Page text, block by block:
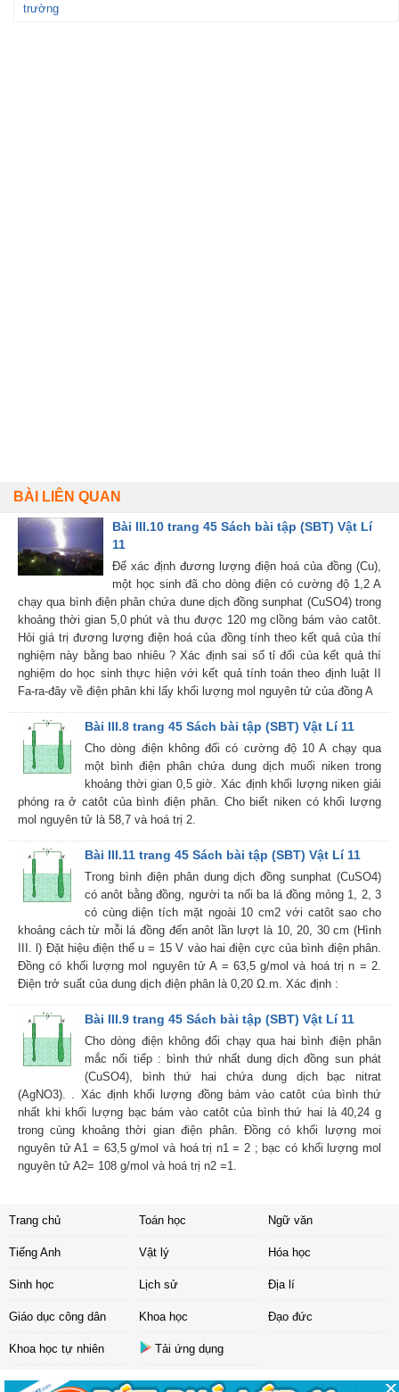
trường
BÀI LIÊN QUAN
Bài III.10 trang 45 Sách bài tập (SBT) Vật Lí
11
Để xác định đương lượng điện hoá của đồng (Cu),
một học sinh đã cho dòng điện có cường độ 1,2 A
chạy qua bình điện phân chứa dune dịch đồng sunphat (CuSO4) trong
khoảng thời gian 5,0 phút và thu được 120 mg clồng bám vào catôt.
Hỏi giá trị đương lượng điện hoá của đồng tính theo kết quả của thí
nghiệm này bằng bao nhiêu ? Xác định sai số tỉ đối của kết quả thí
nghiệm do học sinh thực hiện với kết quả tính toán theo định luật II
Fa-ra-đây về điện phân khi lấy khối lượng mol nguyên tử của đồng A
Bài III.8 trang 45 Sách bài tập (SBT) Vật Lí 11
Cho dòng điện không đối có cường độ 10 A chạy qua
một bình điện phân chứa dung dịch muối niken trong
khoảng thời gian 0,5 giờ. Xác định khối lượng niken giải
phóng ra ở catôt của bình điện phân. Cho biết niken có khối lượng
mol nguyên tử là 58,7 và hoá trị 2.
Bài III.11 trang 45 Sách bài tập (SBT) Vật Lí 11
Trong bình điện phân dung dịch đồng sunphat (CuSO4)
có anôt bằng đồng, người ta nối ba lá đồng mỏng 1, 2, 3
có cùng diện tích mặt ngoài 10 cm2 với catôt sao cho
khoảng cách từ mỗi lá đồng đến anôt lần lượt là 10, 20, 30 cm (Hình
III. l) Đặt hiệu điện thế u = 15 V vào hai điện cực của bình điện phân.
Đồng có khối lượng mol nguyên tử A = 63,5 g/mol và hoá trị n = 2.
Điện trở suất của dung dịch điện phân là 0,20 Ω.m. Xác định :
Bài III.9 trang 45 Sách bài tập (SBT) Vật Lí 11
Cho dòng điện không đổi chạy qua hai bình điện phân
mắc nối tiếp : bình thứ nhất dung dịch đồng sun phát
(CuSO4), bình thứ hai chứa dung dịch bạc nitrat
(AgNO3). . Xác định khối lượng đồng bám vào catôt cúa bình thứ
nhất khi khối lượng bạc bám vào catôt của bình thứ hai là 40,24 g
trong cùng khoảng thời gian điện phân. Đồng có khối lượng moi
nguyên tử A1 = 63,5 g/mol và hoá trị n1 = 2 ; bạc có khối lượng mol
nguyên tử A2= 108 g/mol và hoá trị n2 =1.
Trang chủ Toán học Ngữ văn
Tiếng Anh Vật lý Hóa học
Sinh học Lịch sử Địa lí
Giáo dục công dân Khoa học Đạo đức
Khoa học tự nhiên Tải ứng dụng
Liên hệ|Chính sách